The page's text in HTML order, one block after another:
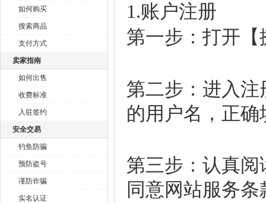
如何购买
搜索商品
支付方式
卖家指南
如何出售
收费标准
入驻签约
安全交易
钓鱼防骗
预防盗号
谨防诈骗
实名认证
1.账户注册
第一步：打开【
第二步：进入
的用户名，正
第三步：认真
同意网站服务